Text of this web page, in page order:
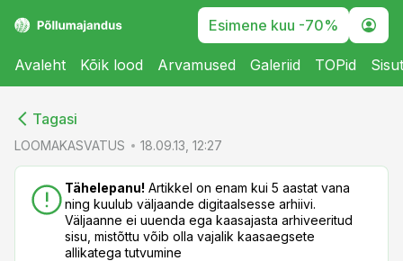
Esimene kuu -70%
Avaleht Kõik lood Arvamused Galeriid TOPid
Tagasi
LOOMAKASVATUS 18.09.13, 12:27
Tähelepanu! Artikkel on enam kui 5 aastat vana
ning kuulub väljaande digitaalsesse arhiivi.
Väljaanne ei uuenda ega kaasajasta arhiveeritud
sisu, mistõttu võib olla vajalik kaasaegsete
allikatega tutvumine